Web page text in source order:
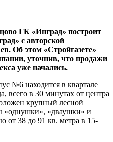
ГК «Инград» построит
с авторской
Об этом «Стройгазете»
уточнив, что продажи
уже начались.
№6 находится в квартале
всего в 30 минутах от центра
крупный лесной
«однушки», «дваушки» и
от 38 до 91 кв. метра в 15-